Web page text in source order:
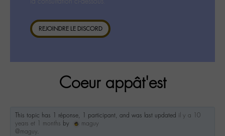
REJOINDRE LE DISCORD
Coeur appât'est
This topic has 1 réponse, 1 participant, and was last updated il y a 10
years et 1 months by
maguy
@maguy.